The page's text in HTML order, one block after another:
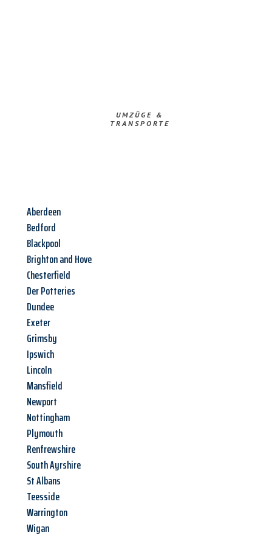
UMZÜGE &
TRANSPORTE
Aberdeen
Bedford
Blackpool
Brighton and Hove
Chesterfield
Der Potteries
Dundee
Exeter
Grimsby
Ipswich
Lincoln
Mansfield
Newport
Nottingham
Plymouth
Renfrewshire
South Ayrshire
St Albans
Teesside
Warrington
Wigan